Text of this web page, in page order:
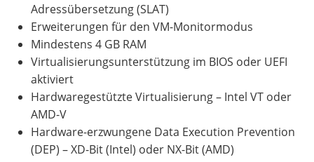
Adressübersetzung (SLAT)
Erweiterungen für den VM-Monitormodus
Mindestens 4 GB RAM
Virtualisierungsunterstützung im BIOS oder UEFI
aktiviert
Hardwaregestützte Virtualisierung – Intel VT oder
AMD-V
Hardware-erzwungene Data Execution Prevention
(DEP) – XD-Bit (Intel) oder NX-Bit (AMD)